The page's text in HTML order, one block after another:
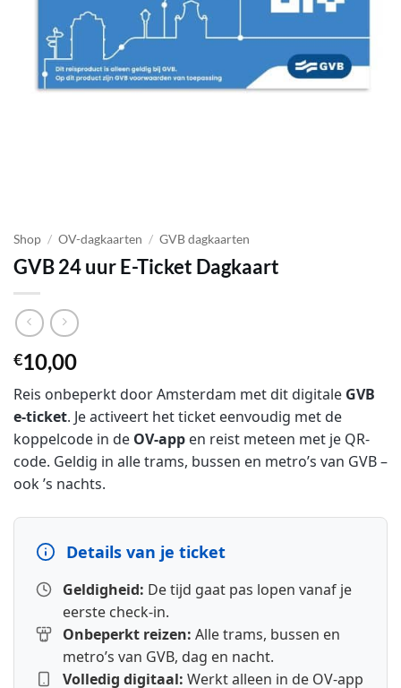
Shop / OV-dagkaarten / GVB dagkaarten
GVB 24 uur E-Ticket Dagkaart
€10,00
Reis onbeperkt door Amsterdam met dit digitale GVB
e-ticket. Je activeert het ticket eenvoudig met de
koppelcode in de OV-app en reist meteen met je QR-
code. Geldig in alle trams, bussen en metro’s van GVB –
ook ’s nachts.
Details van je ticket
Geldigheid: De tijd gaat pas lopen vanaf je
eerste check-in.
Onbeperkt reizen: Alle trams, bussen en
metro’s van GVB, dag en nacht.
Volledig digitaal: Werkt alleen in de OV-app